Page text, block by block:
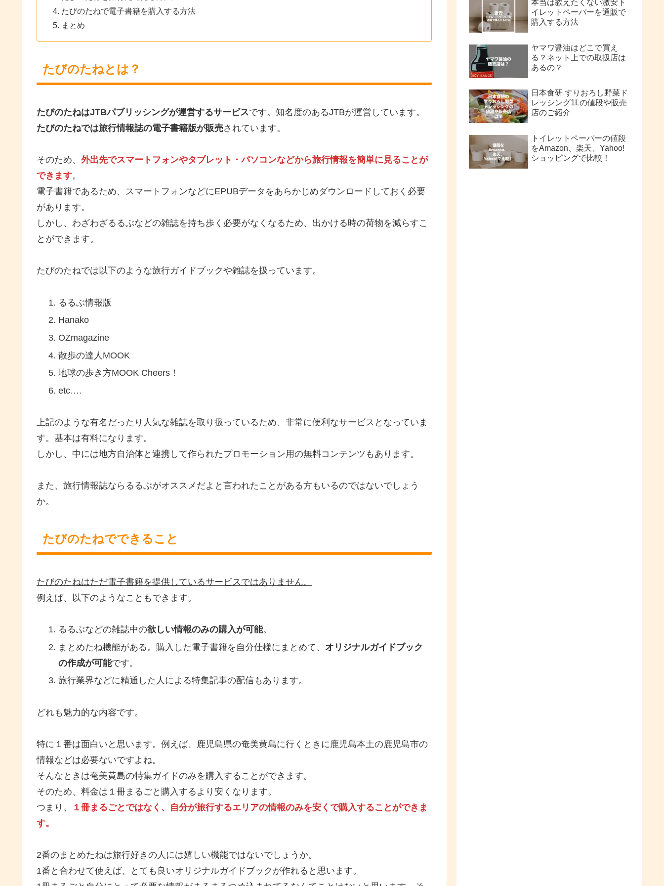
たびのたねで電子書籍を購入する方法
まとめ
たびのたねとは？
たびのたねはJTBパブリッシングが運営するサービスです。知名度のあるJTBが運営しています。
たびのたねでは旅行情報誌の電子書籍版が販売されています。
そのため、 外出先でスマートフォンやタブレット・パソコンなどから旅行情報を簡単に見ることが
できます。
電子書籍であるため、スマートフォンなどにEPUBデータをあらかじめダウンロードしておく必要
があります。
しかし、わざわざるるぶなどの雑誌を持ち歩く必要がなくなるため、出かける時の荷物を減らすこ
とができます。
たびのたねでは以下のような旅行ガイドブックや雑誌を扱っています。
るるぶ情報版
Hanako
OZmagazine
散歩の達人MOOK
地球の歩き方MOOK Cheers！
etc….
上記のような有名だったり人気な雑誌を取り扱っているため、非常に便利なサービスとなっていま
す。基本は有料になります。
しかし、中には地方自治体と連携して作られたプロモーション用の無料コンテンツもあります。
また、旅行情報誌ならるるぶがオススメだよと言われたことがある方もいるのではないでしょう
か。
たびのたねでできること
たびのたねはただ電子書籍を提供しているサービスではありません。
例えば、以下のようなこともできます。
るるぶなどの雑誌中の欲しい情報のみの購入が可能。
まとめたね機能がある。購入した電子書籍を自分仕様にまとめて、 オリジナルガイドブック
の作成が可能です。
旅行業界などに精通した人による特集記事の配信もあります。
どれも魅力的な内容です。
特に１番は面白いと思います。例えば、鹿児島県の奄美黄島に行くときに鹿児島本土の鹿児島市の
情報などは必要ないですよね。
そんなときは奄美黄島の特集ガイドのみを購入することができます。
そのため、料金は１冊まるごと購入するより安くなります。
つまり、
１冊まるごとではなく、自分が旅行するエリアの情報のみを安くで購入することができま
す。
2番のまとめたねは旅行好きの人には嬉しい機能ではないでしょうか。
1番と合わせて使えば、とても良いオリジナルガイドブックが作れると思います。
本当は教えたくない激安ト
イレットペーパーを通販で
購入する方法
ヤマワ醤油はどこで買え
る？ネット上での取扱店は
あるの？
日本食研 すりおろし野菜ド
レッシング1Lの値段や販売
店のご紹介
トイレットペーパーの値段
をAmazon、楽天、Yahoo!
ショッピングで比較！